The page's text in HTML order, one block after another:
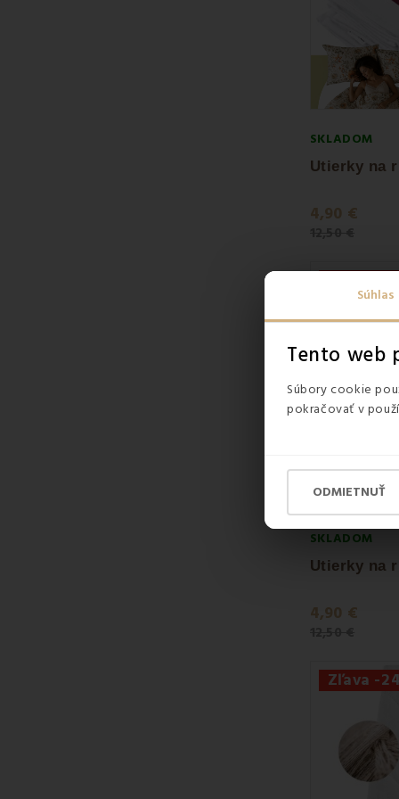
Súhlas
Tento web
Súbory cookie
pokračovať v
ODMIETNUŤ
SKLADOM
4,90 €
SKLADOM
4,90 €
Zľava -